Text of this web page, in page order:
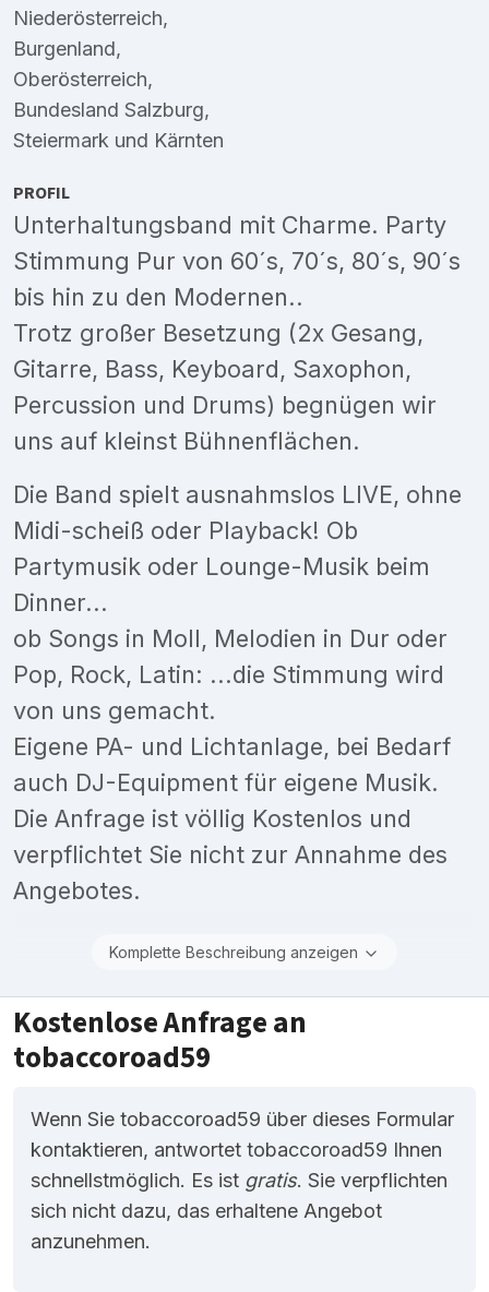
Niederösterreich,
Burgenland,
Oberösterreich,
Bundesland Salzburg,
Steiermark und Kärnten
PROFIL
Unterhaltungsband mit Charme. Party
Stimmung Pur von 60´s, 70´s, 80´s, 90´s
bis hin zu den Modernen..
Trotz großer Besetzung (2x Gesang,
Gitarre, Bass, Keyboard, Saxophon,
Percussion und Drums) begnügen wir
uns auf kleinst Bühnenflächen.
Die Band spielt ausnahmslos LIVE, ohne
Midi-scheiß oder Playback! Ob
Partymusik oder Lounge-Musik beim
Dinner...
ob Songs in Moll, Melodien in Dur oder
Pop, Rock, Latin: ...die Stimmung wird
von uns gemacht.
Eigene PA- und Lichtanlage, bei Bedarf
auch DJ-Equipment für eigene Musik.
Die Anfrage ist völlig Kostenlos und
verpflichtet Sie nicht zur Annahme des
Angebotes.
Komplette Beschreibung anzeigen
Kostenlose Anfrage an
tobaccoroad59
Wenn Sie tobaccoroad59 über dieses Formular
kontaktieren, antwortet tobaccoroad59 Ihnen
schnellstmöglich. Es ist gratis. Sie verpflichten
sich nicht dazu, das erhaltene Angebot
anzunehmen.